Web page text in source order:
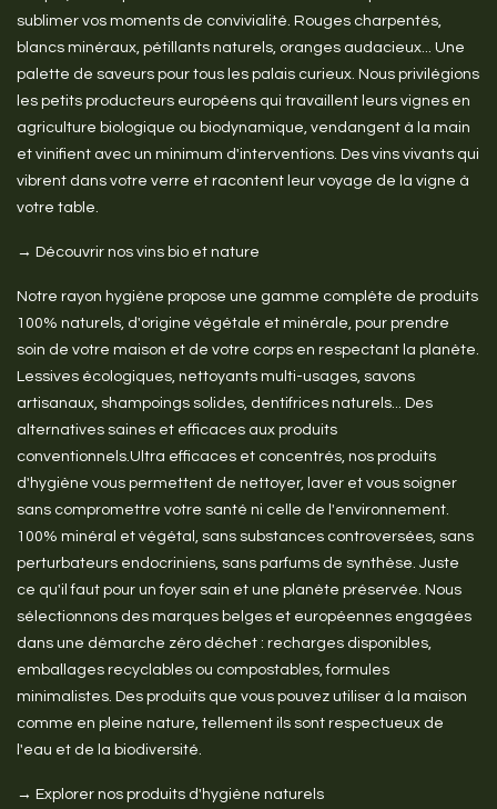
sublimer vos moments de convivialité. Rouges charpentés,
blancs minéraux, pétillants naturels, oranges audacieux... Une
palette de saveurs pour tous les palais curieux. Nous privilégions
les petits producteurs européens qui travaillent leurs vignes en
agriculture biologique ou biodynamique, vendangent à la main
et vinifient avec un minimum d'interventions. Des vins vivants qui
vibrent dans votre verre et racontent leur voyage de la vigne à
votre table.
→ Découvrir nos vins bio et nature
Notre rayon hygiène propose une gamme complète de produits
100% naturels, d'origine végétale et minérale, pour prendre
soin de votre maison et de votre corps en respectant la planète.
Lessives écologiques, nettoyants multi-usages, savons
artisanaux, shampoings solides, dentifrices naturels... Des
alternatives saines et efficaces aux produits
conventionnels.Ultra efficaces et concentrés, nos produits
d'hygiène vous permettent de nettoyer, laver et vous soigner
sans compromettre votre santé ni celle de l'environnement.
100% minéral et végétal, sans substances controversées, sans
perturbateurs endocriniens, sans parfums de synthèse. Juste
ce qu'il faut pour un foyer sain et une planète préservée. Nous
sélectionnons des marques belges et européennes engagées
dans une démarche zéro déchet : recharges disponibles,
emballages recyclables ou compostables, formules
minimalistes. Des produits que vous pouvez utiliser à la maison
comme en pleine nature, tellement ils sont respectueux de
l'eau et de la biodiversité.
→ Explorer nos produits d'hygiène naturels